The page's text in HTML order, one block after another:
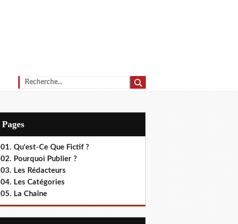
Pages
01. Qu'est-Ce Que Fictif ?
02. Pourquoi Publier ?
03. Les Rédacteurs
04. Les Catégories
05. La Chaîne